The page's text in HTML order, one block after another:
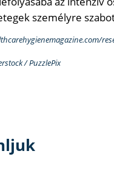
személyre
/ PuzzlePix